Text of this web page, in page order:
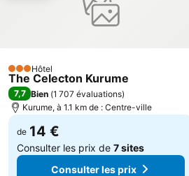
3 Étoiles
Hôtel
The Celecton Kurume
7,7 Bien (1 707 évaluations)
Kurume, à 1.1 km de : Centre-ville
de 14 €
Consulter les prix de 7 sites
Consulter les prix